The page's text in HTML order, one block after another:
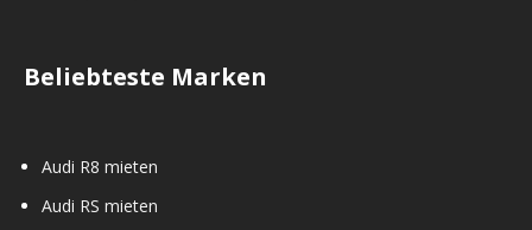
Beliebteste Marken
Audi R8 mieten
Audi RS mieten